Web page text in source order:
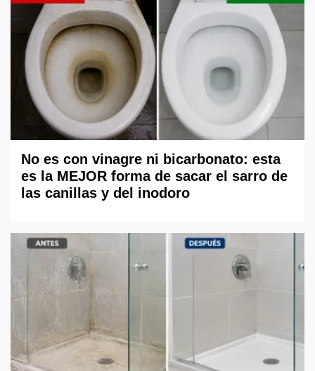
No es con vinagre ni bicarbonato: esta
es la MEJOR forma de sacar el sarro de
las canillas y del inodoro